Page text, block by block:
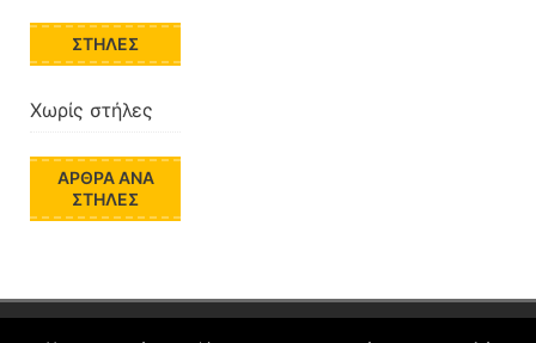
ΣΤΉΛΕΣ
Χωρίς στήλες
ΆΡΘΡΑ ΑΝΆ
ΣΤΉΛΕΣ